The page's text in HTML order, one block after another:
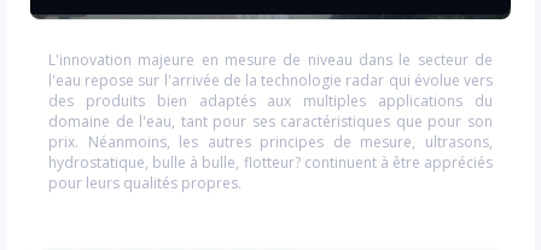
L'innovation majeure en mesure de niveau dans le secteur de
l'eau repose sur l'arrivée de la technologie radar qui évolue vers
des produits bien adaptés aux multiples applications du
domaine de l'eau, tant pour ses caractéristiques que pour son
prix. Néanmoins, les autres principes de mesure, ultrasons,
hydrostatique, bulle à bulle, flotteur? continuent à être appréciés
pour leurs qualités propres.